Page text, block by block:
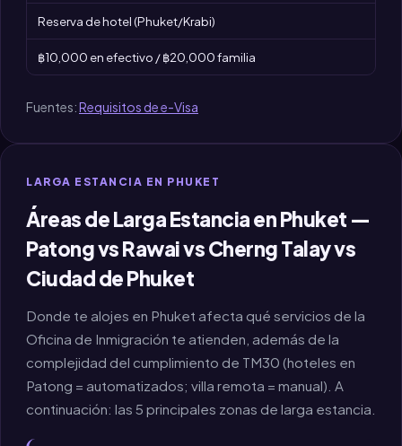
Reserva de hotel (Phuket/Krabi)
฿10,000 en efectivo / ฿20,000 familia
Fuentes:Requisitos de e-Visa
LARGA ESTANCIA EN PHUKET
Áreas de Larga Estancia en Phuket —
Patong vs Rawai vs Cherng Talay vs
Ciudad de Phuket
Donde te alojes en Phuket afecta qué servicios de la
Oficina de Inmigración te atienden, además de la
complejidad del cumplimiento de TM30 (hoteles en
Patong = automatizados; villa remota = manual). A
continuación: las 5 principales zonas de larga estancia.